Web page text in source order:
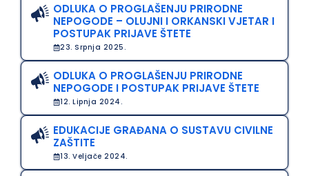
ODLUKA O PROGLAŠENJU PRIRODNE
NEPOGODE – OLUJNI I ORKANSKI VJETAR I
POSTUPAK PRIJAVE ŠTETE
23. Srpnja 2025.
ODLUKA O PROGLAŠENJU PRIRODNE
NEPOGODE I POSTUPAK PRIJAVE ŠTETE
12. Lipnja 2024.
EDUKACIJE GRAĐANA O SUSTAVU CIVILNE
ZAŠTITE
13. Veljače 2024.